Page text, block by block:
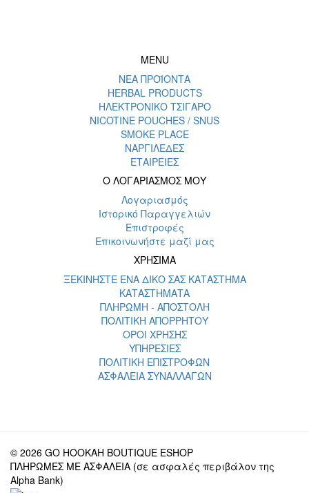
MENU
ΝΕΑ ΠΡΟΪΟΝΤΑ
HERBAL PRODUCTS
ΗΛΕΚΤΡΟΝΙΚΟ ΤΣΙΓΑΡΟ
NICOTINE POUCHES / SNUS
SMOKE PLACE
ΝΑΡΓΙΛΕΔΕΣ
ΕΤΑΙΡΕΙΕΣ
Ο ΛΟΓΑΡΙΑΣΜΟΣ ΜΟΥ
Λογαριασμός
Ιστορικό Παραγγελιών
Επιστροφές
Επικοινωνήστε μαζί μας
ΧΡΗΣΙΜΑ
ΞΕΚΙΝΗΣΤΕ ΕΝΑ ΔΙΚΟ ΣΑΣ ΚΑΤΑΣΤΗΜΑ
ΚΑΤΑΣΤΗΜΑΤΑ
ΠΛΗΡΩΜΗ - ΑΠΟΣΤΟΛΗ
ΠΟΛΙΤΙΚΗ ΑΠΟΡΡΗΤΟΥ
ΟΡΟΙ ΧΡΗΣΗΣ
ΥΠΗΡΕΣΙΕΣ
ΠΟΛΙΤΙΚΗ ΕΠΙΣΤΡΟΦΩΝ
ΑΣΦΑΛΕΙΑ ΣΥΝΑΛΛΑΓΩΝ
© 2026 GO HOOKAH BOUTIQUE ESHOP
ΠΛΗΡΩΜΕΣ ΜΕ ΑΣΦΑΛΕΙΑ (σε ασφαλές περιβάλον της
Alpha Bank)